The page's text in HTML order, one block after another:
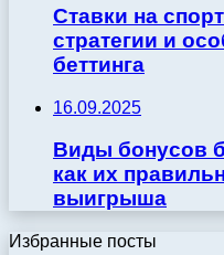
Ставки на
стратегии и
беттинга
16.09.2025
Виды бонусов
как их
выигрыша
Избранные посты